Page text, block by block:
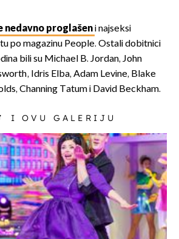
nedavno proglašeni najseksi
po magazinu People. Ostali dobitnici
bili su Michael B. Jordan, John
Idris Elba, Adam Levine, Blake
Channing Tatum i David Beckham.
I OVU GALERIJU